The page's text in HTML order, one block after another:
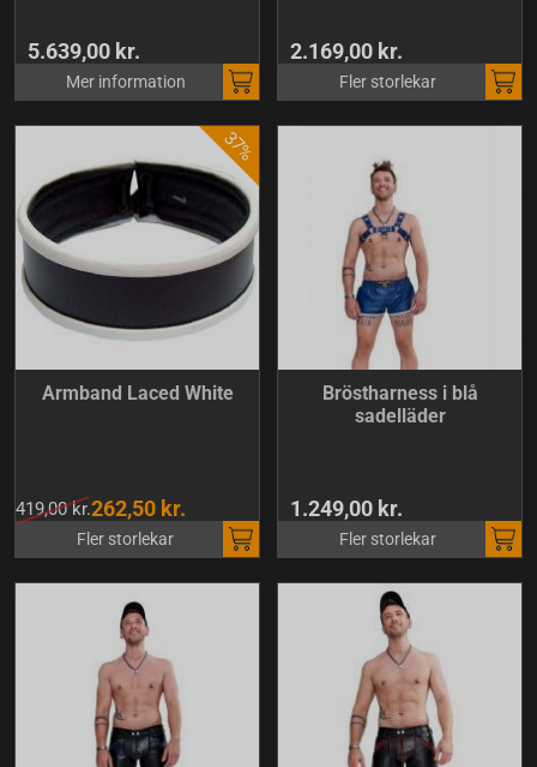
5.639,00 kr.
Mer information
2.169,00 kr.
Fler storlekar
Armband Laced White
419,00 kr.262,50 kr.
Fler storlekar
Bröstharness i blå
sadelläder
1.249,00 kr.
Fler storlekar